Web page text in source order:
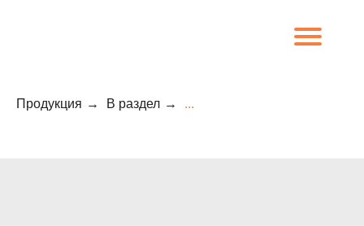
Продукция → В раздел → ...